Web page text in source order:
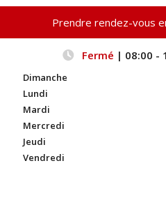
Prendre rendez-vous
Fermé | 08:00 -
Dimanche
Lundi
Mardi
Mercredi
Jeudi
Vendredi